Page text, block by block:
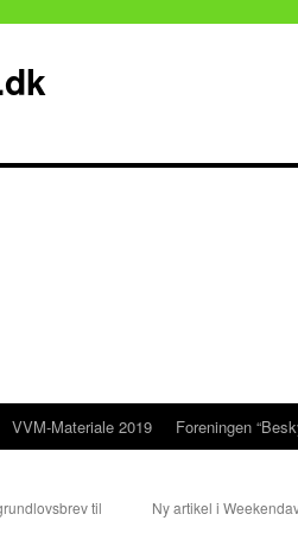
VVM-Materiale 2019 Foreningen
til Ny artikel i